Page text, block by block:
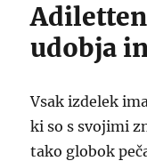
udobja
Vsak izdelek
ki so s svojimi
tako globok